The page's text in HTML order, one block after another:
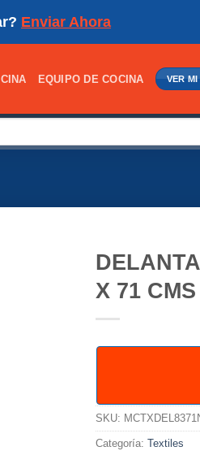
Enviar Ahora
EQUIPO DE COCINA VER
X 71
SKU:
Categoría: Textiles